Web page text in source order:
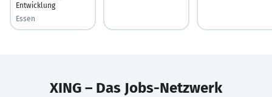
Entwicklung
Essen
XING – Das Jobs-Netzwerk